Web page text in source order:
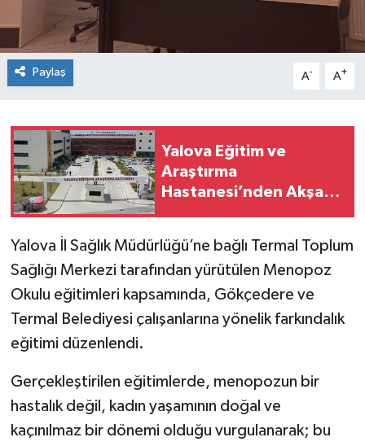
Paylaş A- A+
Yalova Eğitim ve
Araştırma
Hastanesi’nden Akşam
Yalova İl Sağlık Müdürlüğü’ne bağlı Termal Toplum
Sağlığı Merkezi tarafından yürütülen Menopoz
Okulu eğitimleri kapsamında, Gökçedere ve
Termal Belediyesi çalışanlarına yönelik farkındalık
eğitimi düzenlendi.
Gerçekleştirilen eğitimlerde, menopozun bir
hastalık değil, kadın yaşamının doğal ve
kaçınılmaz bir dönemi olduğu vurgulanarak; bu